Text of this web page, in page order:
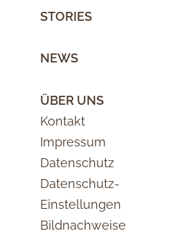
STORIES
NEWS
ÜBER UNS
Kontakt
Impressum
Datenschutz
Datenschutz-
Einstellungen
Bildnachweise